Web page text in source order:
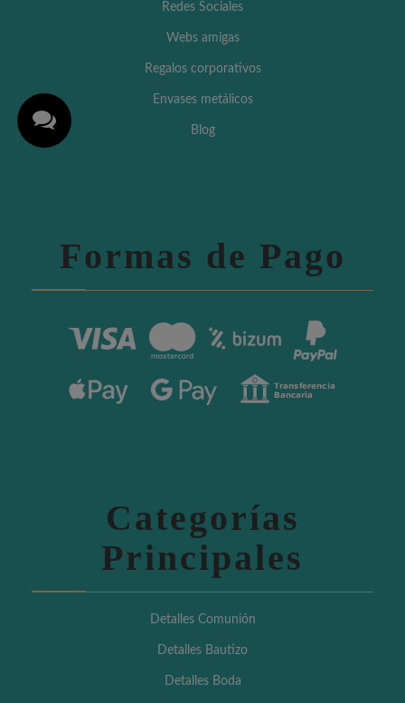
Redes Sociales
Webs amigas
Regalos corporativos
Envases metálicos
Blog
Formas de Pago
Categorías
Principales
Detalles Comunión
Detalles Bautizo
Detalles Boda